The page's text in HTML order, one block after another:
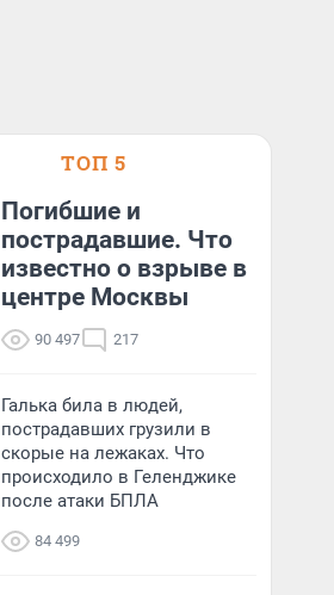
ТОП 5
Погибшие и
пострадавшие. Что
известно о взрыве в
центре Москвы
90 497 217
Галька била в людей,
пострадавших грузили в
скорые на лежаках. Что
происходило в Геленджике
после атаки БПЛА
84 499